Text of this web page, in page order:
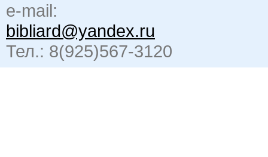
e-mail:
bibliard@yandex.ru
Тел.: 8(925)567-3120